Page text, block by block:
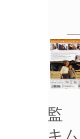
監
キ